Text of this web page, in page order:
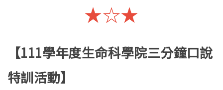
★☆★
【111學年度生命科學院三分鐘口說
特訓活動】